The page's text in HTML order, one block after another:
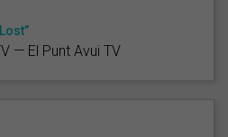
— El Punt Avui TV